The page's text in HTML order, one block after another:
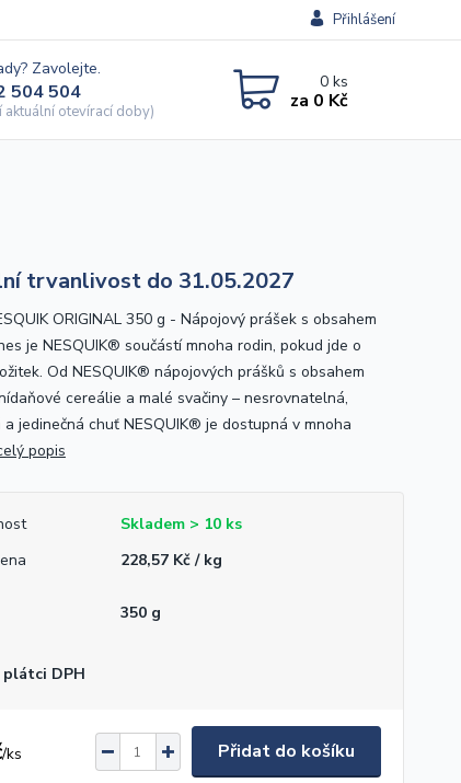
Přihlášení
Zavolejte.
504 504
aktuální otevírací doby)
0ks
za 0 Kč
trvanlivost do 31.05.2027
ORIGINAL 350 g - Nápojový prášek s obsahem
je NESQUIK® součástí mnoha rodin, pokud jde o
Od NESQUIK® nápojových prášků s obsahem
cereálie a malé svačiny – nesrovnatelná,
a jedinečná chuť NESQUIK® je dostupná v mnoha
popis
Skladem > 10 ks
228,57 Kč / kg
350 g
plátci DPH
/ks Přidat do košíku